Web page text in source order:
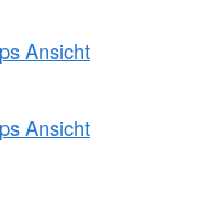
Ansicht
Ansicht